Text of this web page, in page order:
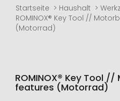
Startseite Haushalt
ROMINOX® Key Tool //
(Motorrad)
ROMINOX® Key Tool
features (Motorrad)